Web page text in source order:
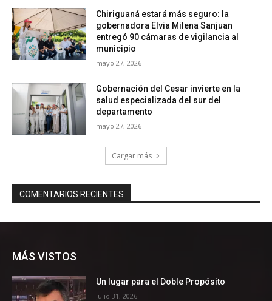
MÁS VISTOS
Un lugar para el Doble Propósito
julio 31, 2026